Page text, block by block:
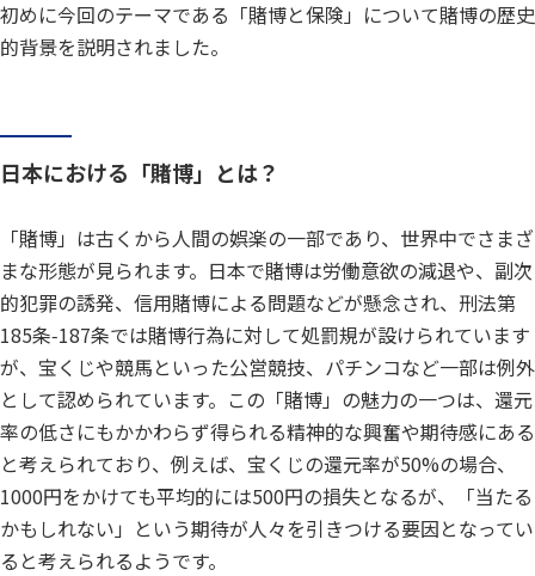
初めに今回のテーマである「賭博と保険」について賭博の歴史
的背景を説明されました。
日本における「賭博」とは？
「賭博」は古くから人間の娯楽の一部であり、世界中でさまざ
まな形態が見られます。日本で賭博は労働意欲の減退や、副次
的犯罪の誘発、信用賭博による問題などが懸念され、刑法第
185条‑187条では賭博行為に対して処罰規が設けられています
が、宝くじや競馬といった公営競技、パチンコなど一部は例外
として認められています。この「賭博」の魅力の一つは、還元
率の低さにもかかわらず得られる精神的な興奮や期待感にある
と考えられており、例えば、宝くじの還元率が50%の場合、
1000円をかけても平均的には500円の損失となるが、「当たる
かもしれない」という期待が人々を引きつける要因となってい
ると考えられるようです。